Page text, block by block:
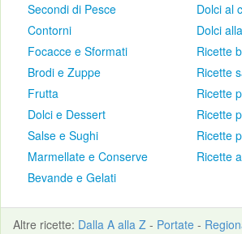
Secondi di Pesce
Contorni
Focacce e Sformati
Brodi e Zuppe
Frutta
Dolci e Dessert
Salse e Sughi
Marmellate e Conserve
Bevande e Gelati
Dolci al
Dolci
Ricette
Ricette
Ricette
Ricette
Ricette
Ricette
Altre ricette: Dalla A alla Z - Portate -